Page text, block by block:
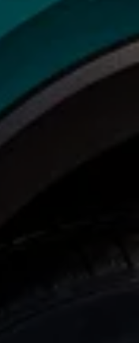
Güncellemeleri